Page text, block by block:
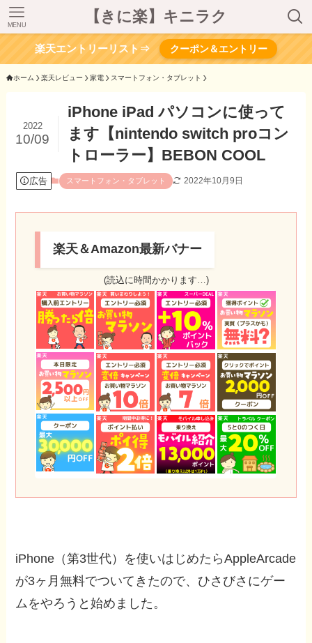
【きに楽】キニラク
MENU
楽天エントリーリスト⇒ クーポン＆エントリー
ホーム 楽天レビュー 家電 スマートフォン・タブレット
iPhone iPad パソコンに使って
ます【nintendo switch proコン
トローラー】BEBON COOL
2022
10/09
広告 スマートフォン・タブレット 2022年10月9日
楽天＆Amazon最新バナー
(読込に時間かかります…)
iPhone（第3世代）を使いはじめたらAppleArcade
が3ヶ月無料でついてきたので、ひさびさにゲー
ムをやろうと始めました。